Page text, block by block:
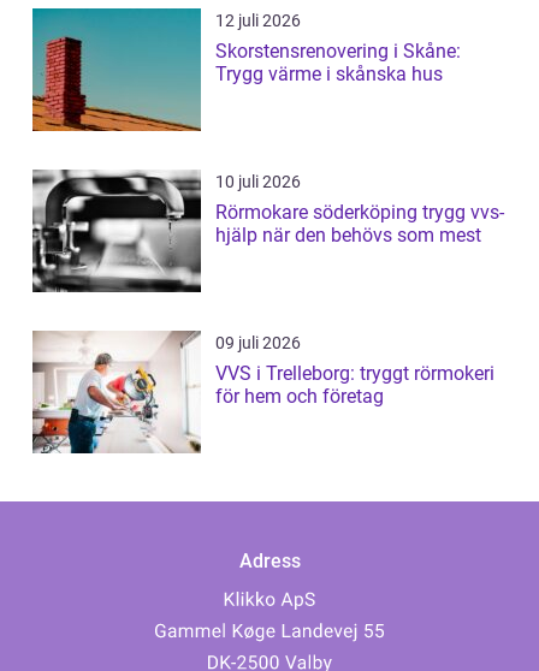
12 juli 2026
Skorstensrenovering i Skåne:
Trygg värme i skånska hus
10 juli 2026
Rörmokare söderköping trygg vvs-
hjälp när den behövs som mest
09 juli 2026
VVS i Trelleborg: tryggt rörmokeri
för hem och företag
Adress